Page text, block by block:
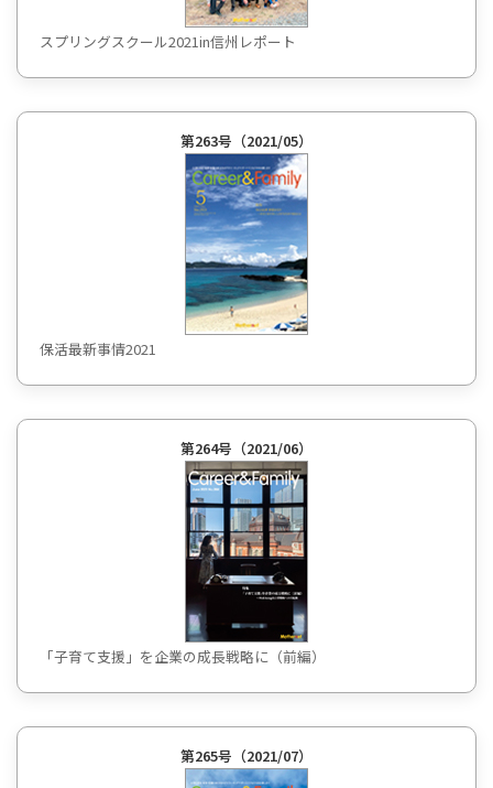
スプリングスクール2021in信州レポート
第263号（2021/05）
保活最新事情2021
第264号（2021/06）
「子育て支援」を企業の成長戦略に（前編）
第265号（2021/07）